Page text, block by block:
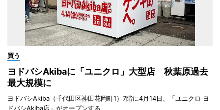
買う
ヨドバシAkibaに「ユニクロ」大型店 秋葉原過去
最大規模に
ヨドバシAkiba（千代田区神田花岡町1）7階に4月14日、「ユニクロ ヨ
ドバシAkiba店」がオープンする。